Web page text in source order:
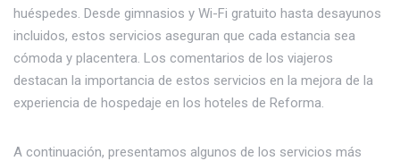
huéspedes. Desde gimnasios y Wi-Fi gratuito hasta desayunos
incluidos, estos servicios aseguran que cada estancia sea
cómoda y placentera. Los comentarios de los viajeros
destacan la importancia de estos servicios en la mejora de la
experiencia de hospedaje en los hoteles de Reforma.
A continuación, presentamos algunos de los servicios más